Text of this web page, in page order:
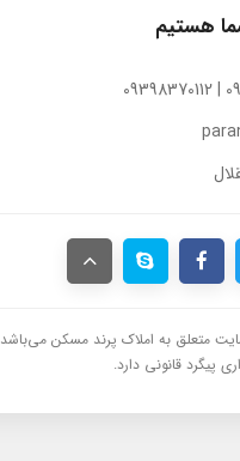
هستیم
متعلق به املاک پرند مسکن می‌باشد
پیگرد قانونی دارد.